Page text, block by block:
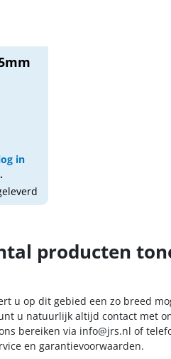
in
producten
u op dit gebied een zo breed
u natuurlijk altijd contact met
bereiken via info@jrs.nl of
en garantievoorwaarden.